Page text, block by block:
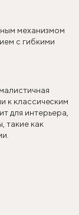
механизмом
с гибкими
к классическим
для интерьера,
такие как